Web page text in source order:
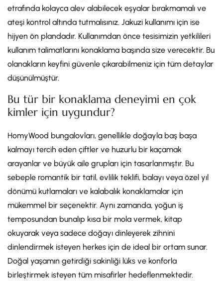
etrafında kolayca alev alabilecek eşyalar bırakmamalı ve
ateşi kontrol altında tutmalısınız. Jakuzi kullanımı için ise
hijyen ön plandadır. Kullanımdan önce tesisimizin yetkilileri
kullanım talimatlarını konaklama başında size verecektir. Bu
olanakların keyfini güvenle çıkarabilmeniz için tüm detaylar
düşünülmüştür.
Bu tür bir konaklama deneyimi en çok
kimler için uygundur?
HomyWood bungalovları, genellikle doğayla baş başa
kalmayı tercih eden çiftler ve huzurlu bir kaçamak
arayanlar ve büyük aile grupları için tasarlanmıştır. Bu
sebeple romantik bir tatil, evlilik teklifi, balayı veya özel yıl
dönümü kutlamaları ve kalabalık konaklamalar için
mükemmel bir seçenektir. Aynı zamanda, yoğun iş
temposundan bunalıp kısa bir mola vermek, kitap
okuyarak veya sadece doğayı dinleyerek zihnini
dinlendirmek isteyen herkes için de ideal bir ortam sunar.
Doğal yaşamın getirdiği sakinliği lüks ve konforla
birleştirmek isteyen tüm misafirler hedeflenmektedir.